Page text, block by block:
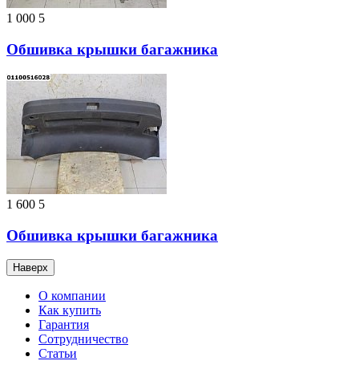
1 000 5
Обшивка крышки багажника
1 600 5
Обшивка крышки багажника
Наверх
О компании
Как купить
Гарантия
Сотрудничество
Статьи